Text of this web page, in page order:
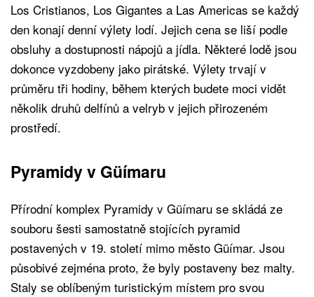
Los Cristianos, Los Gigantes a Las Americas se každý
den konají denní výlety lodí. Jejich cena se liší podle
obsluhy a dostupnosti nápojů a jídla. Některé lodě jsou
dokonce vyzdobeny jako pirátské. Výlety trvají v
průměru tři hodiny, během kterých budete moci vidět
několik druhů delfínů a velryb v jejich přirozeném
prostředí.
Pyramidy v Güímaru
Přírodní komplex Pyramidy v Güímaru se skládá ze
souboru šesti samostatně stojících pyramid
postavených v 19. století mimo město Güímar. Jsou
působivé zejména proto, že byly postaveny bez malty.
Staly se oblíbeným turistickým místem pro svou